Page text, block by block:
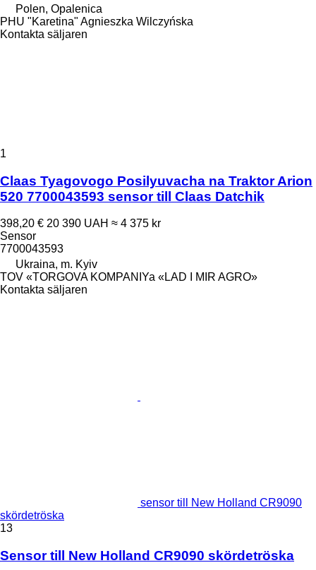
Polen, Opalenica
PHU "Karetina" Agnieszka Wilczyńska
Kontakta säljaren
1
Claas Tyagovogo Posilyuvacha na Traktor Arion
520 7700043593 sensor till Claas Datchik
398,20 € 20 390 UAH ≈ 4 375 kr
Sensor
7700043593
Ukraina, m. Kyiv
TOV «TORGOVA KOMPANIYa «LAD I MIR AGRO»
Kontakta säljaren
sensor till New Holland CR9090
skördetröska
13
Sensor till New Holland CR9090 skördetröska